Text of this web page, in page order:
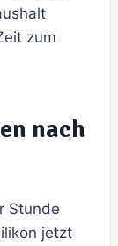
zum
nach
Stunde
jetzt